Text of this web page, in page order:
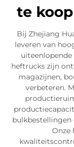
te
Bij Zhejiang
leveren van
uiteenlopende
heftrucks zijn
magazijnen,
verbeteren.
bulkbestellingen
Onze